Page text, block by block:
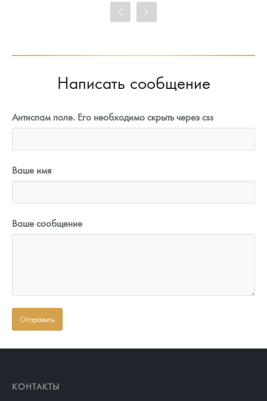
Цена выкупа
Написать сообщение
Антиспам поле. Его необходимо скрыть через css
Ваше имя
Ваше сообщение
КОНТАКТЫ